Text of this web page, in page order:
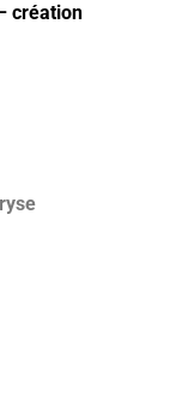
création